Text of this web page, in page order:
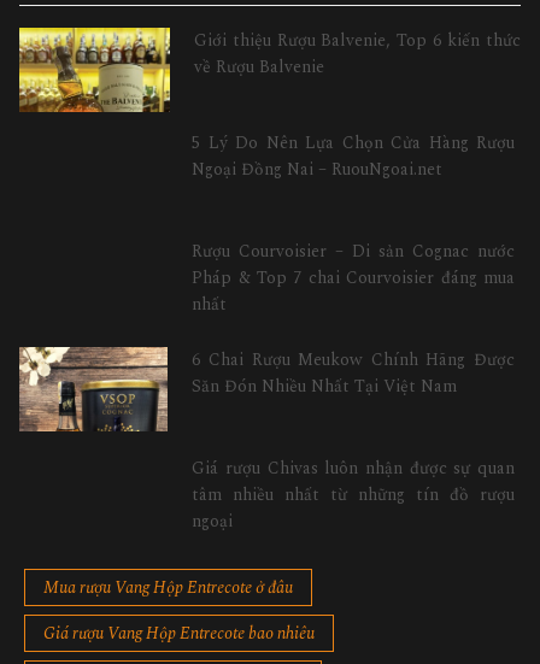
Giới thiệu Rượu Balvenie, Top 6 kiến thức
về Rượu Balvenie
5 Lý Do Nên Lựa Chọn Cửa Hàng Rượu
Ngoại Đồng Nai – RuouNgoai.net
Rượu Courvoisier – Di sản Cognac nước
Pháp & Top 7 chai Courvoisier đáng mua
nhất
6 Chai Rượu Meukow Chính Hãng Được
Săn Đón Nhiều Nhất Tại Việt Nam
Giá rượu Chivas luôn nhận được sự quan
tâm nhiều nhất từ những tín đồ rượu
ngoại
Mua rượu Vang Hộp Entrecote ở đâu
Giá rượu Vang Hộp Entrecote bao nhiêu